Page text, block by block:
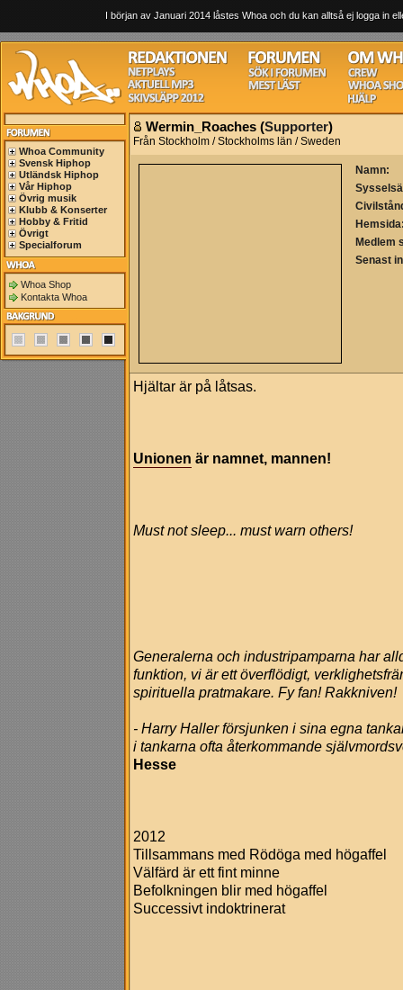
I början av Januari 2014 låstes Whoa och du kan alltså ej logga in
Whoa Community
Svensk Hiphop
Utländsk Hiphop
Vår Hiphop
Övrig musik
Klubb & Konserter
Hobby & Fritid
Övrigt
Specialforum
Whoa Shop
Kontakta Whoa
Wermin_Roaches (Supporter)
Från Stockholm / Stockholms län / Sweden
Namn:
Medlem
Senast
Hjältar är på låtsas.
Unionen är namnet, mannen!
Must not sleep... must warn others!
Generalerna och industripamparna har
funktion, vi är ett överflödigt,
spirituella pratmakare. Fy fan! Rakkniven!
- Harry Haller försjunken i sina egna
i tankarna ofta återkommande
Hesse
2012
Tillsammans med Rödöga med högaffel
Välfärd är ett fint minne
Befolkningen blir med högaffel
Successivt indoktrinerat